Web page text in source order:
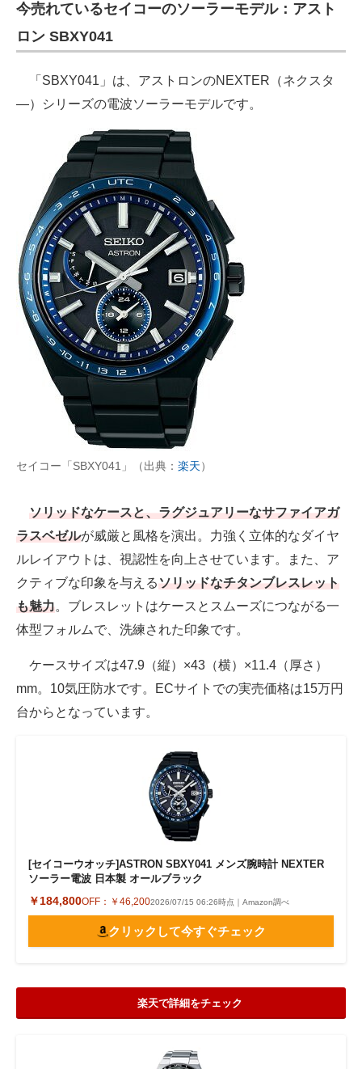
今売れているセイコーのソーラーモデル：アスト
ロン SBXY041
「SBXY041」は、アストロンのNEXTER（ネクスタ
―）シリーズの電波ソーラーモデルです。
セイコー「SBXY041」（出典： 楽天）
ソリッドなケースと、ラグジュアリーなサファイアガ
ラスベゼルが威厳と風格を演出。力強く立体的なダイヤ
ルレイアウトは、視認性を向上させています。また、ア
クティブな印象を与えるソリッドなチタンブレスレット
も魅力。ブレスレットはケースとスムーズにつながる一
体型フォルムで、洗練された印象です。
ケースサイズは47.9（縦）×43（横）×11.4（厚さ）
mm。10気圧防水です。ECサイトでの実売価格は15万円
台からとなっています。
[セイコーウオッチ]ASTRON SBXY041 メンズ腕時計 NEXTER
ソーラー電波 日本製 オールブラック
￥184,800OFF： ￥46,2002026/07/15 06:26時点｜Amazon調べ
クリックして今すぐチェック
楽天で詳細をチェック